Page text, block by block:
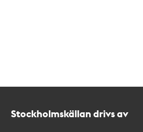
Stockholmskällan drivs av